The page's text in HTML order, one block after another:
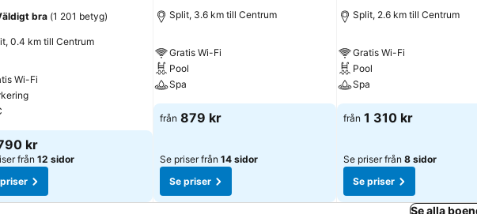
bra (1 201 betyg)
0.4 km till Centrum
Wi-Fi
kr
från 12 sidor
Split, 3.6 km till Centrum
Gratis Wi-Fi
Pool
Spa
från 879 kr
Se priser från 14 sidor
Se priser
Split, 2.6 km till Centrum
Gratis Wi-Fi
Pool
Spa
från 1 310 kr
Se priser från 8 sidor
Se priser
Se alla